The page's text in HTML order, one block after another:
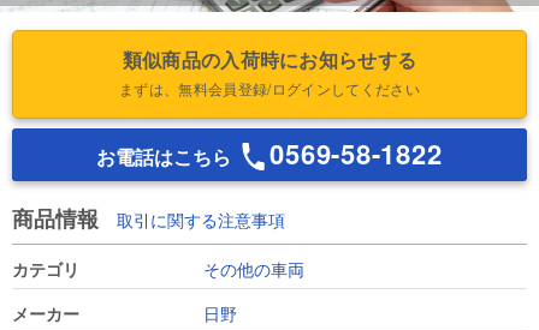
類似商品の入荷時にお知らせする
まずは、無料会員登録/ログインしてください
お電話はこちら 0569-58-1822
商品情報 取引に関する注意事項
カテゴリ
その他の車両
メーカー
日野